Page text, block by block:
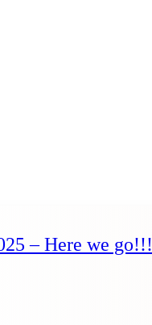
– Here we go!!!